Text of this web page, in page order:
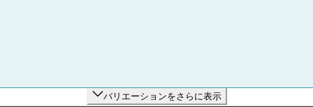
バリエーションをさらに表示